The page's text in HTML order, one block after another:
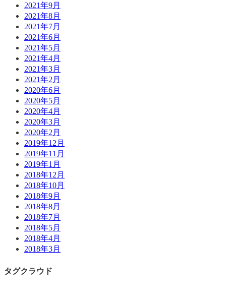
2021年9月
2021年8月
2021年7月
2021年6月
2021年5月
2021年4月
2021年3月
2021年2月
2020年6月
2020年5月
2020年4月
2020年3月
2020年2月
2019年12月
2019年11月
2019年1月
2018年12月
2018年10月
2018年9月
2018年8月
2018年7月
2018年5月
2018年4月
2018年3月
タグクラウド